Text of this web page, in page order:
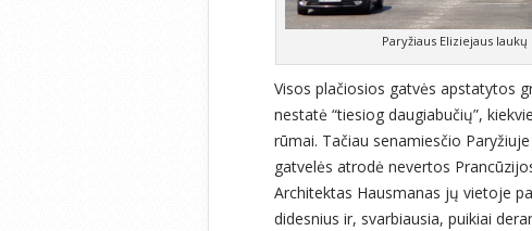
Paryžiaus Eliziejaus
Visos plačiosios gatvės apstatytos
nestatė “tiesiog daugiabučių”,
rūmai. Tačiau senamiesčio
gatvelės atrodė nevertos
Architektas Hausmanas jų vietoje
didesnius ir, svarbiausia, puikiai